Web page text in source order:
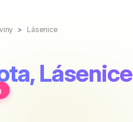
Lásenice
Lásenice